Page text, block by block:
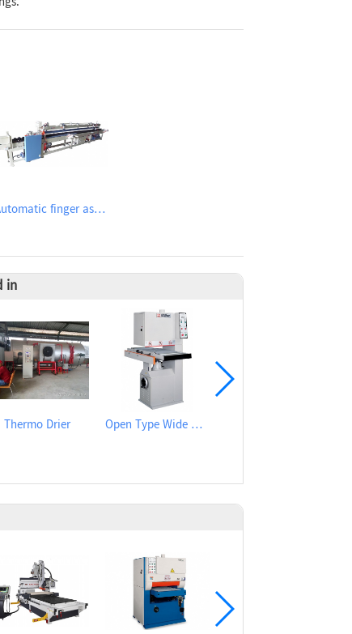
Automatic finger assembler
in
Thermo Drier Open Type Wide Belt Sander